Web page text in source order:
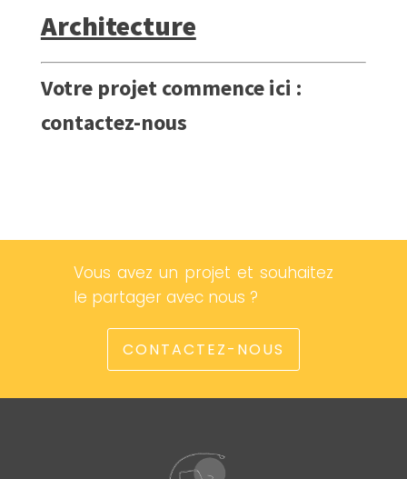
Architecture
Votre projet commence ici :
contactez-nous
Vous avez un projet et souhaitez
le partager avec nous ?
CONTACTEZ-NOUS